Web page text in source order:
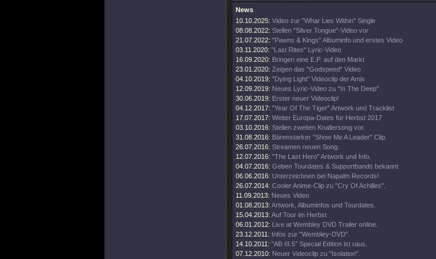
News
10.10.2025: Video zur "Whar Lies Within" Single
08.08.2022: Stellen "Silver Tongue"-Video vor
21.07.2022: "Pawns & Kings" Albuminfo und erstes Video
03.11.2020: "Last Rites" Lyric-Video
16.09.2020: Bringen eine E.P. auf den Markt
23.01.2020: Zeigen das "Godspeed" Video
04.10.2019: "Dying Light" Videoclip der Amis
12.09.2019: Neues Lyric-Video zu "In The Deep"
30.06.2019: Erster neuer Videoclip!
04.12.2017: "Year Of The Tiger" Artwork und Tracklist
17.07.2017: Weiter Europa-Dates für Herbst 2017
03.10.2016: Stellen zweiten Knallersong vor.
31.08.2016: Bärenstarker "Show Me A Leader" Clip.
26.07.2016: Streamen neuen Song.
12.07.2016: "The Last Hero" Artwork und Info.
04.07.2016: Geben Tourdates & Supportbands bekannt
06.06.2016: Unterzeichnen bei Napalm Records!
26.07.2014: Cooler Anime-Clip zu "Cry Of Achilles".
11.09.2013: Neues Video
01.08.2013: Artwork, Albuminfos und Tourdates.
15.04.2013: Auf Tour im Herbst
06.01.2012: Live at Wembley DVD Trailer online.
23.12.2011: Infos zur "Wembley-DVD".
14.10.2011: "AB III.5" Special Edition ist raus.
07.12.2010: Neuer Videoclip zu "Isolation".